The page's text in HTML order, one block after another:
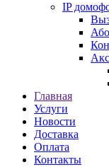
IP
Главная
Услуги
Новости
Доставка
Оплата
Контакты